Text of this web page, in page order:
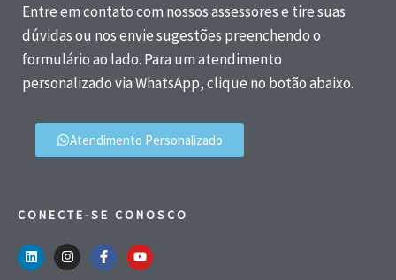
Entre em contato com nossos assessores e tire suas
dúvidas ou nos envie sugestões preenchendo o
formulário ao lado. Para um atendimento
personalizado via WhatsApp, clique no botão abaixo.
Atendimento Personalizado
CONECTE-SE CONOSCO